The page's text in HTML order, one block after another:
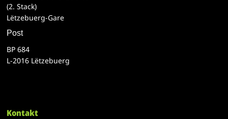
(2. Stack)
Lëtzebuerg-Gare
Post
BP 684
L-2016 Lëtzebuerg
Kontakt